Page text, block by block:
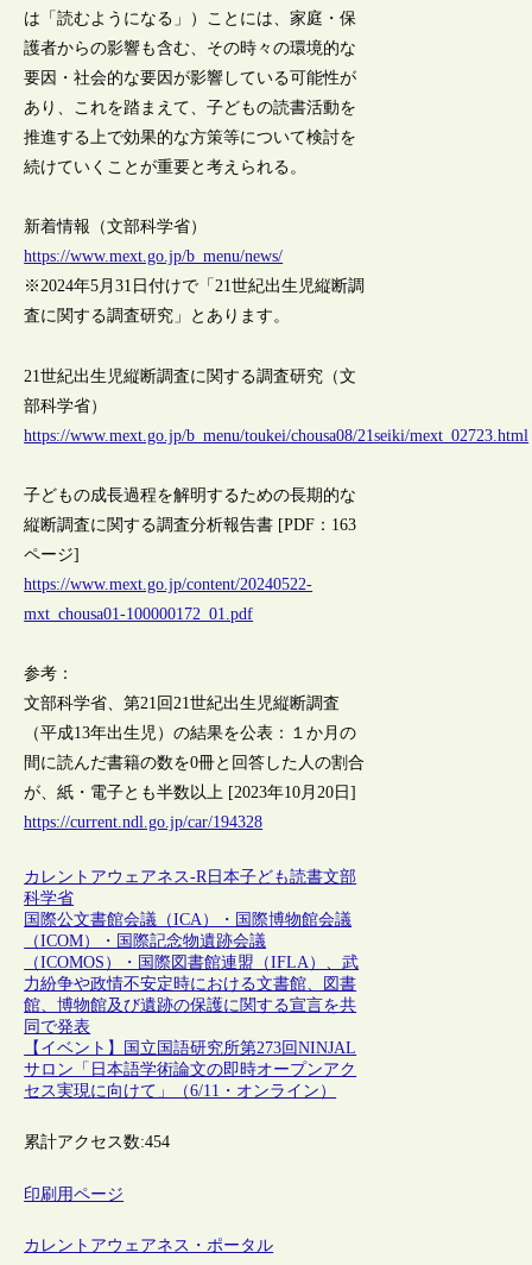
は「読むようになる」）ことには、家庭・保
護者からの影響も含む、その時々の環境的な
要因・社会的な要因が影響している可能性が
あり、これを踏まえて、子どもの読書活動を
推進する上で効果的な方策等について検討を
続けていくことが重要と考えられる。
新着情報（文部科学省）
https://www.mext.go.jp/b_menu/news/
※2024年5月31日付けで「21世紀出生児縦断調
査に関する調査研究」とあります。
21世紀出生児縦断調査に関する調査研究（文
部科学省）
https://www.mext.go.jp/b_menu/toukei/chousa08/21seiki/mext_02723.html
子どもの成長過程を解明するための長期的な
縦断調査に関する調査分析報告書 [PDF：163
ページ]
https://www.mext.go.jp/content/20240522-
mxt_chousa01-100000172_01.pdf
参考：
文部科学省、第21回21世紀出生児縦断調査
（平成13年出生児）の結果を公表：１か月の
間に読んだ書籍の数を0冊と回答した人の割合
が、紙・電子とも半数以上 [2023年10月20日]
https://current.ndl.go.jp/car/194328
カレントアウェアネス-R日本子ども読書文部
科学省
国際公文書館会議（ICA）・国際博物館会議
（ICOM）・国際記念物遺跡会議
（ICOMOS）・国際図書館連盟（IFLA）、武
力紛争や政情不安定時における文書館、図書
館、博物館及び遺跡の保護に関する宣言を共
同で発表
【イベント】国立国語研究所第273回NINJAL
サロン「日本語学術論文の即時オープンアク
セス実現に向けて」（6/11・オンライン）
累計アクセス数:454
印刷用ページ
カレントアウェアネス・ポータル